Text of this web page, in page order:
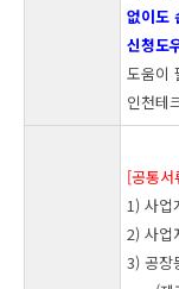
없이도
신청도
도움이
인천테
[공통서
1) 사업
2) 사업
3) 공장